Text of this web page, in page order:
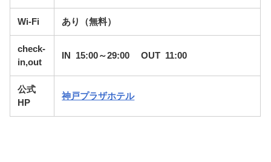
Wi-Fi あり（無料）
check-
in,out
IN 15:00～29:00 OUT 11:00
公式
HP
神戸プラザホテル